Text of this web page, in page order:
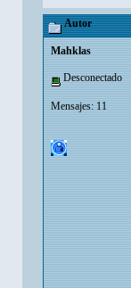
Autor
Mahklas
Desconectado
Mensajes: 11